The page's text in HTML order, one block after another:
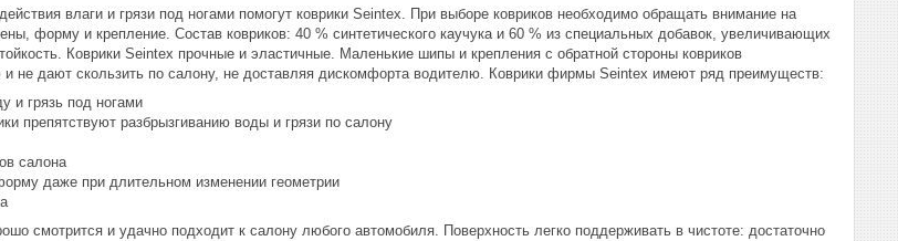
влаги и грязи под ногами помогут коврики Seintex. При выборе ковриков необходимо обращать внимание на
форму и крепление. Состав ковриков: 40 % синтетического каучука и 60 % из специальных добавок, увеличивающих
Коврики Seintex прочные и эластичные. Маленькие шипы и крепления с обратной стороны ковриков
не дают скользить по салону, не доставляя дискомфорта водителю. Коврики фирмы Seintex имеют ряд преимуществ:
и грязь под ногами
препятствуют разбрызгиванию воды и грязи по салону
салона
даже при длительном изменении геометрии
смотрится и удачно подходит к салону любого автомобиля. Поверхность легко поддерживать в чистоте: достаточно